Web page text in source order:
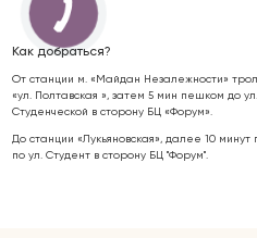
Как добраться?
От станции м. «Майдан Незалежности»
«ул. Полтавская », затем 5 мин пешком до
Студенческой в сторону БЦ «Форум».
До станции «Лукьяновская», далее 10
по ул. Студент в сторону БЦ "Форум".